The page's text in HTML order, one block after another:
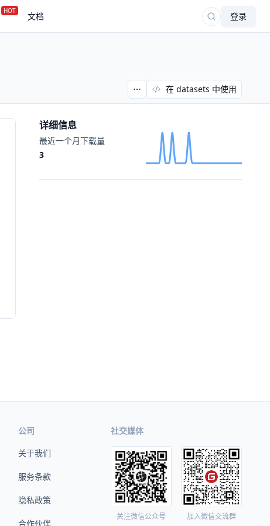
HOT 文档 登录
在 datasets 中使用
详细信息
最近一个月下载量
3
公司
关于我们
服务条款
隐私政策
合作伙伴
社交媒体
关注微信公众号 加入微信交流群